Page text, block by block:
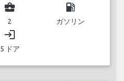
business_center
2
local_gas_station
ガソリン
login
5 ドア